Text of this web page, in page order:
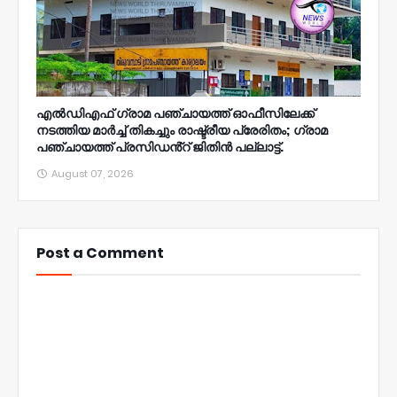
എൽഡിഎഫ് ഗ്രാമ പഞ്ചായത്ത് ഓഫീസിലേക്ക്
നടത്തിയ മാർച്ച് തികച്ചും രാഷ്ട്രീയ പ്രേരിതം; ഗ്രാമ
പഞ്ചായത്ത് പ്രസിഡൻ്റ് ജിതിൻ പല്ലാട്ട്.
August 07, 2026
Post a Comment